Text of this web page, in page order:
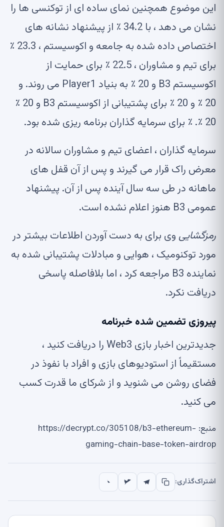
این موضوع همچنین نمای ساده ای از توکنسی ها را
نشان می دهد ، با 34.2 ٪ از پیشنهاد نشانه های
اختصاص داده شده به جامعه و اکوسیستم ، 23.3 ٪
برای تیم و مشاوران ، 22.5 ٪ برای حمایت از
اکوسیستم B3 و 20 ٪ به بنیاد Player1 می روند. و
20 ٪ و 20 ٪ برای پشتیبانی از اکوسیستم B3 و 20 ٪
20 ٪. ٪ برای سرمایه گذاران برنامه ریزی شده بود.
سرمایه گذاران ، اعضای تیم و مشاوران سالانه در
معرض راک قرار می گیرند و پس از آن قفل های
ماهانه در طی سه سال آینده پس از آن. پیشنهاد
عمومی B3 هنوز اعلام نشده است.
رمزگشایی وی برای به دست آوردن اطلاعات بیشتر در
مورد توکنومیک ، هوایی و مبادلات پشتیبانی شده به
نماینده B3 مراجعه کرد ، اما بلافاصله پاسخی
دریافت نکرد.
پیروزی تضمین شده خبرنامه
جدیدترین اخبار بازی Web3 را دریافت کنید ،
مستقیماً از استودیوهای بازی و افراد با نفوذ در
فضای روشن می شنوید و از شرکای ما قدرت کسب
می کنید.
منبع: https://decrypt.co/305108/b3-ethereum-
gaming-chain-base-token-airdrop
اشتراک‌گذاری: